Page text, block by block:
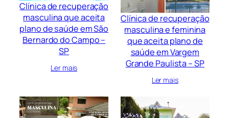
Clínica de recuperação
masculina que aceita
plano de saúde em São
Bernardo do Campo –
SP
Ler mais
Clínica de recuperação
masculina e feminina
que aceita plano de
saúde em Vargem
Grande Paulista – SP
Ler mais